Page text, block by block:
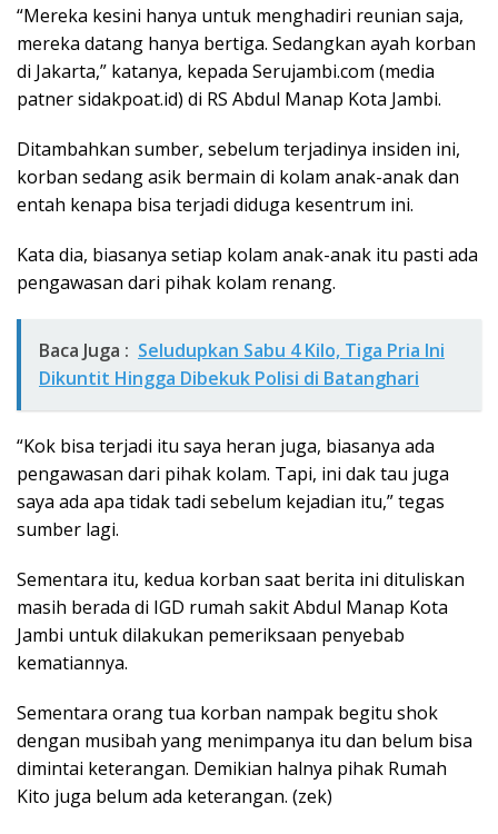
“Mereka kesini hanya untuk menghadiri reunian saja,
mereka datang hanya bertiga. Sedangkan ayah korban
di Jakarta,” katanya, kepada Serujambi.com (media
patner sidakpoat.id) di RS Abdul Manap Kota Jambi.
Ditambahkan sumber, sebelum terjadinya insiden ini,
korban sedang asik bermain di kolam anak-anak dan
entah kenapa bisa terjadi diduga kesentrum ini.
Kata dia, biasanya setiap kolam anak-anak itu pasti ada
pengawasan dari pihak kolam renang.
Baca Juga : Seludupkan Sabu 4 Kilo, Tiga Pria Ini
Dikuntit Hingga Dibekuk Polisi di Batanghari
“Kok bisa terjadi itu saya heran juga, biasanya ada
pengawasan dari pihak kolam. Tapi, ini dak tau juga
saya ada apa tidak tadi sebelum kejadian itu,” tegas
sumber lagi.
Sementara itu, kedua korban saat berita ini dituliskan
masih berada di IGD rumah sakit Abdul Manap Kota
Jambi untuk dilakukan pemeriksaan penyebab
kematiannya.
Sementara orang tua korban nampak begitu shok
dengan musibah yang menimpanya itu dan belum bisa
dimintai keterangan. Demikian halnya pihak Rumah
Kito juga belum ada keterangan. (zek)